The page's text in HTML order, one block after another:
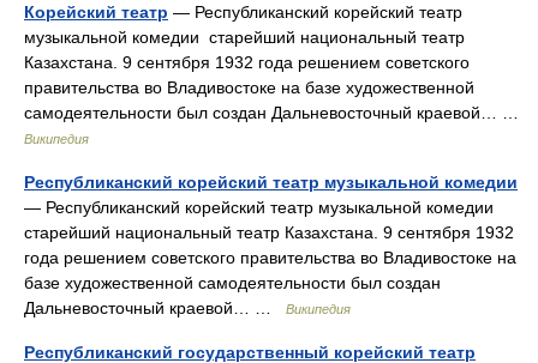
Корейский театр — Республиканский корейский театр
музыкальной комедии старейший национальный театр
Казахстана. 9 сентября 1932 года решением советского
правительства во Владивостоке на базе художественной
самодеятельности был создан Дальневосточный краевой… …
Википедия
Республиканский корейский театр музыкальной комедии
— Республиканский корейский театр музыкальной комедии
старейший национальный театр Казахстана. 9 сентября 1932
года решением советского правительства во Владивостоке на
базе художественной самодеятельности был создан
Дальневосточный краевой… …
Википедия
Республиканский государственный корейский театр